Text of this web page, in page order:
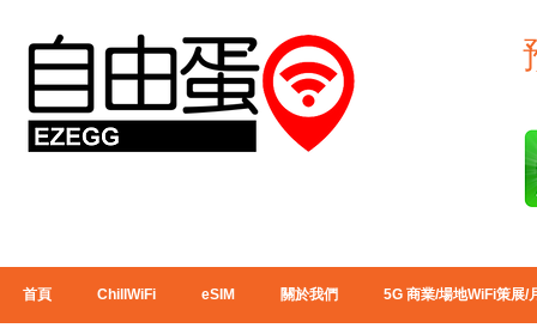
首頁 ChillWiFi eSIM 關於我們 5G 商業/場地WiFi策展/